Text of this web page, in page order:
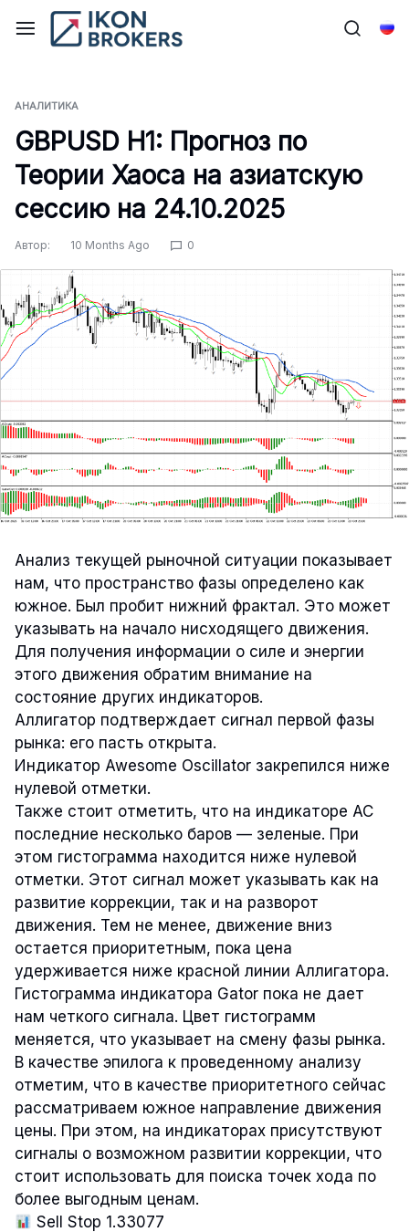
Перейти
АНАЛИТИКА
GBPUSD H1: Прогноз по
Теории Хаоса на азиатскую
сессию на 24.10.2025
Автор: 10 Months Ago 0
Анализ текущей рыночной ситуации показывает
нам, что пространство фазы определено как
южное. Был пробит нижний фрактал. Это может
указывать на начало нисходящего движения.
Для получения информации о силе и энергии
этого движения обратим внимание на
состояние других индикаторов.
Аллигатор подтверждает сигнал первой фазы
рынка: его пасть открыта.
Индикатор Awesome Oscillator закрепился ниже
нулевой отметки.
Также стоит отметить, что на индикаторе AC
последние несколько баров — зеленые. При
этом гистограмма находится ниже нулевой
отметки. Этот сигнал может указывать как на
развитие коррекции, так и на разворот
движения. Тем не менее, движение вниз
остается приоритетным, пока цена
удерживается ниже красной линии Аллигатора.
Гистограмма индикатора Gator пока не дает
нам четкого сигнала. Цвет гистограмм
меняется, что указывает на смену фазы рынка.
В качестве эпилога к проведенному анализу
отметим, что в качестве приоритетного сейчас
рассматриваем южное направление движения
цены. При этом, на индикаторах присутствуют
сигналы о возможном развитии коррекции, что
стоит использовать для поиска точек хода по
более выгодным ценам.
Sell Stop 1.33077